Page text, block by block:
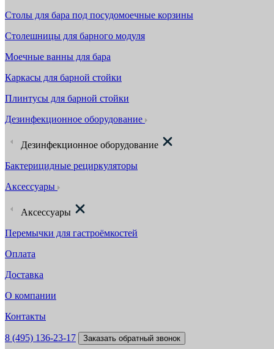
Столы для бара под посудомоечные корзины
Столешницы для барного модуля
Моечные ванны для бара
Каркасы для барной стойки
Плинтусы для барной стойки
Дезинфекционное оборудование
Дезинфекционное оборудование
Бактерицидные рециркуляторы
Аксессуары
Аксессуары
Перемычки для гастроёмкостей
Оплата
Доставка
О компании
Контакты
8 (495) 136-23-17 Заказать обратный звонок